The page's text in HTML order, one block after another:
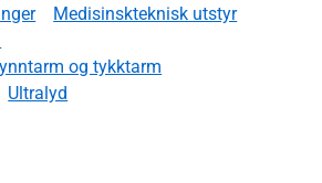
Medisinskteknisk utstyr
og tykktarm
Ultralyd